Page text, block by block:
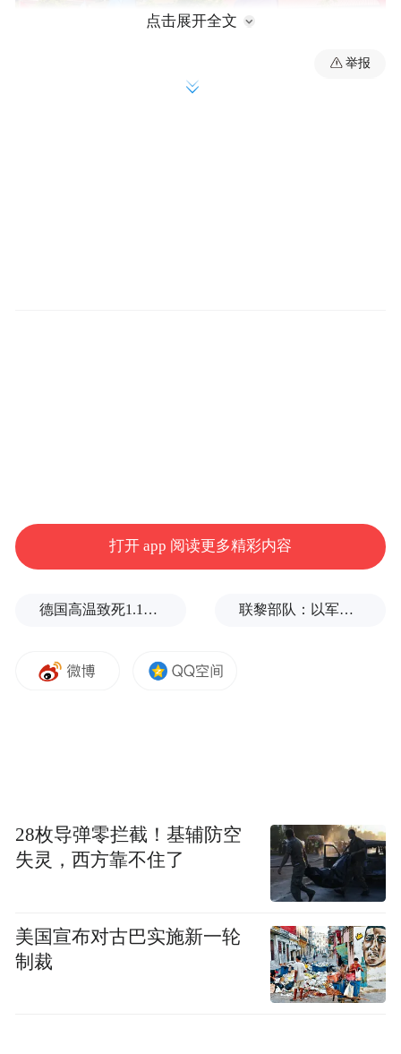
航。广大师生积极响应号召、踊跃参与，主
动咨询献血常识与注意事项，严格按照流程
完成信息登记、血压测量、血液检测、爱心
献血等环节。大家纷纷挽起衣袖，以滚烫热
血传递人间温情，用实际行动诠释新时代青
年的责任与担当，让雷锋精神在校园沃土上
点击展开全文
举报
打开 app 阅读更多精彩内容
德国高温致死1.19万人，为2016年来最高纪录 联黎部队：以军单日向黎发射113枚炮弹
28枚导弹零拦截！基辅防空
失灵，西方靠不住了
美国宣布对古巴实施新一轮
制裁